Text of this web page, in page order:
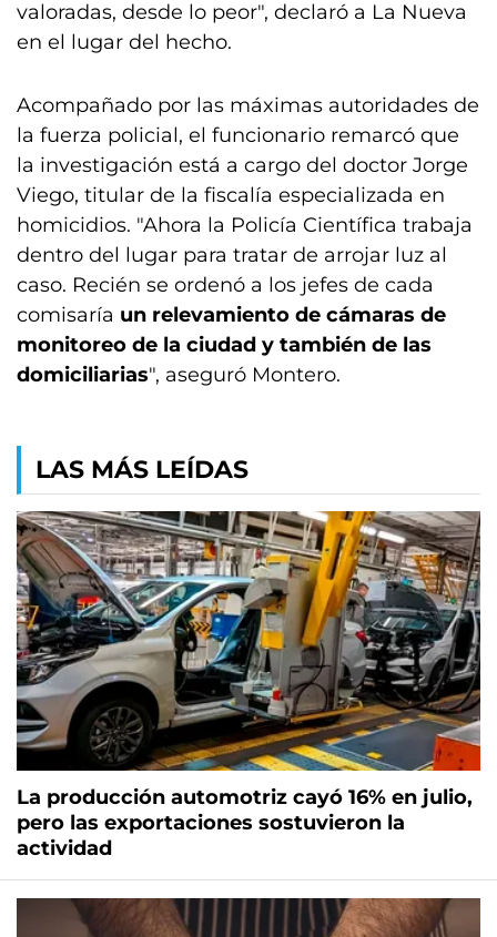
valoradas, desde lo peor", declaró a La Nueva
en el lugar del hecho.
Acompañado por las máximas autoridades de
la fuerza policial, el funcionario remarcó que
la investigación está a cargo del doctor Jorge
Viego, titular de la fiscalía especializada en
homicidios. "Ahora la Policía Científica trabaja
dentro del lugar para tratar de arrojar luz al
caso. Recién se ordenó a los jefes de cada
comisaría un relevamiento de cámaras de
monitoreo de la ciudad y también de las
domiciliarias", aseguró Montero.
LAS MÁS LEÍDAS
La producción automotriz cayó 16% en julio,
pero las exportaciones sostuvieron la
actividad